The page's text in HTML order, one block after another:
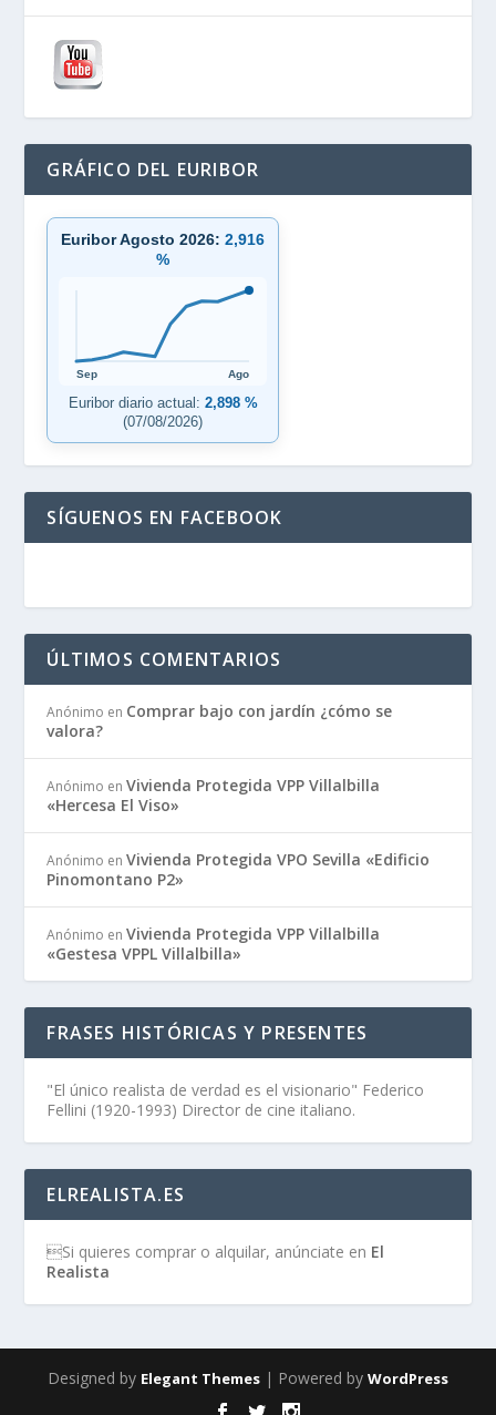
GRÁFICO DEL EURIBOR
Euribor Agosto 2026:2,916
%
Sep Ago
Euribor diario actual: 2,898 %
(07/08/2026)
SÍGUENOS EN FACEBOOK
ÚLTIMOS COMENTARIOS
Anónimo en Comprar bajo con jardín ¿cómo se
valora?
Anónimo enVivienda Protegida VPP Villalbilla
«Hercesa El Viso»
Anónimo enVivienda Protegida VPO Sevilla «Edificio
Pinomontano P2»
Anónimo enVivienda Protegida VPP Villalbilla
«Gestesa VPPL Villalbilla»
FRASES HISTÓRICAS Y PRESENTES
"El único realista de verdad es el visionario" Federico
Fellini (1920-1993) Director de cine italiano.
ELREALISTA.ES
Si quieres comprar o alquilar, anúnciate en El
Realista
Designed by Elegant Themes | Powered by WordPress